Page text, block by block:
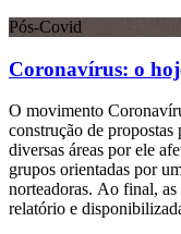
Pós-Covid
Coronavírus: o
O movimento
construção de
diversas áreas por ele
grupos orientadas por
norteadoras. Ao final, as
relatório e